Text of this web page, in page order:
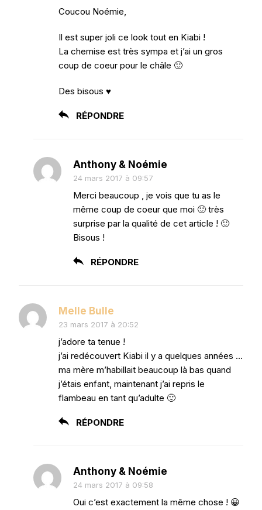
Coucou Noémie,
Il est super joli ce look tout en Kiabi !
La chemise est très sympa et j’ai un gros
coup de coeur pour le châle 🙂
Des bisous ♥
RÉPONDRE
Anthony & Noémie
24 mars 2017 à 09:57
Merci beaucoup , je vois que tu as le
même coup de coeur que moi 🙂 très
surprise par la qualité de cet article ! 🙂
Bisous !
RÉPONDRE
Melle Bulle
23 mars 2017 à 20:52
j’adore ta tenue !
j’ai redécouvert Kiabi il y a quelques années …
ma mère m’habillait beaucoup là bas quand
j’étais enfant, maintenant j’ai repris le
flambeau en tant qu’adulte 🙂
RÉPONDRE
Anthony & Noémie
24 mars 2017 à 09:58
Oui c’est exactement la même chose ! 😀